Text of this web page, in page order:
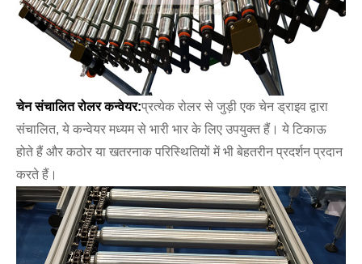
चेन संचालित रोलर कन्वेयर:प्रत्येक रोलर से जुड़ी एक चेन ड्राइव द्वारा
संचालित, ये कन्वेयर मध्यम से भारी भार के लिए उपयुक्त हैं। ये टिकाऊ
होते हैं और कठोर या खतरनाक परिस्थितियों में भी बेहतरीन प्रदर्शन प्रदान
करते हैं।